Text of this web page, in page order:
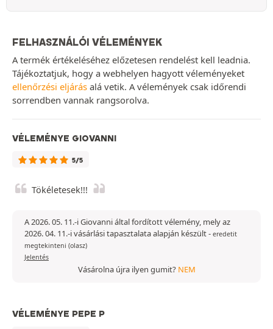
FELHASZNÁLÓI VÉLEMÉNYEK
A termék értékeléséhez előzetesen rendelést kell leadnia.
Tájékoztatjuk, hogy a webhelyen hagyott véleményeket
ellenőrzési eljárás alá vetik. A vélemények csak időrendi
sorrendben vannak rangsorolva.
VÉLEMÉNYE GIOVANNI
5/5
Tökéletesek!!!
A 2026. 05. 11.-i Giovanni által fordított vélemény, mely az
2026. 04. 11.-i vásárlási tapasztalata alapján készült- eredetit
megtekinteni (olasz)
Jelentés
Vásárolna újra ilyen gumit? NEM
VÉLEMÉNYE PEPE P